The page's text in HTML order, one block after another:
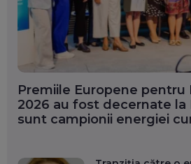
Premiile Europene pentru
2026 au fost decernate la
sunt campionii energiei